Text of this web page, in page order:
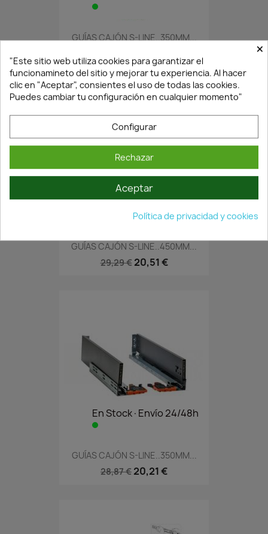
GUÍAS CAJÓN S-LINE..350MM...
En Stock·Envío 24/48h
GUÍAS CAJÓN S-LINE..450MM...
29,29 € 20,51 €
En Stock·Envío 24/48h
GUÍAS CAJÓN S-LINE..350MM...
28,87 € 20,21 €
×
"Este sitio web utiliza cookies para garantizar el
funcionamineto del sitio y mejorar tu experiencia. Al hacer
clic en "Aceptar", consientes el uso de todas las cookies.
Puedes cambiar tu configuración en cualquier momento"
Configurar
Rechazar
Aceptar
Política de privacidad y cookies